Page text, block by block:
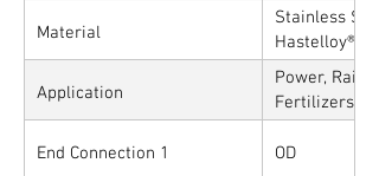
Material
Stainless
Hastelloy®,
Alloys
Application
Power,
Fertilizers,
Sytems,
End Connection 1
OD